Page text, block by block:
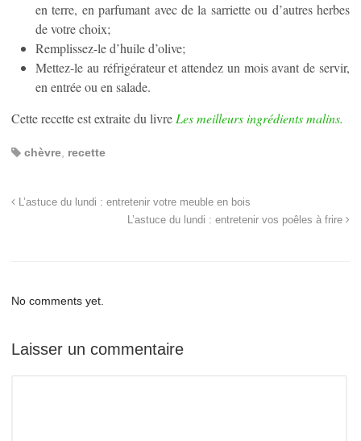
en terre, en parfumant avec de la sarriette ou d’autres herbes
de votre choix;
Remplissez-le d’huile d’olive;
Mettez-le au réfrigérateur et attendez un mois avant de servir,
en entrée ou en salade.
Cette recette est extraite du livreLes meilleurs ingrédients malins.
chèvre recette
L’astuce du lundi : entretenir votre meuble en bois
L’astuce du lundi : entretenir vos poêles à frire
No comments yet.
Laisser un commentaire